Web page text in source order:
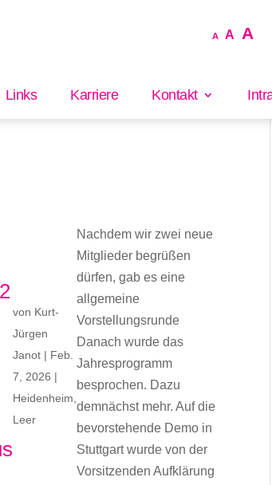
A Decrease
A Reset
A
Links Karriere Kontakt
von Kurt-
Jürgen
Janot | Feb.
7, 2026 |
Heidenheim
Leer
Nachdem wir zwei neue
Mitglieder begrüßen
dürfen, gab es eine
allgemeine
Vorstellungsrunde
Danach wurde das
Jahresprogramm
besprochen. Dazu
demnächst mehr. Auf die
bevorstehende Demo in
Stuttgart wurde von der
Vorsitzenden Aufklärung